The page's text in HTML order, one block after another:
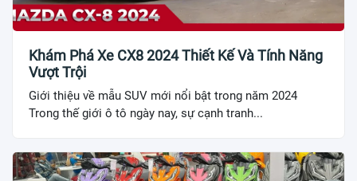
Khám Phá Xe CX8 2024 Thiết Kế Và Tính Năng
Vượt Trội
Giới thiệu về mẫu SUV mới nổi bật trong năm 2024
Trong thế giới ô tô ngày nay, sự cạnh tranh...